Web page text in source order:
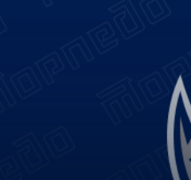
Фотобанк